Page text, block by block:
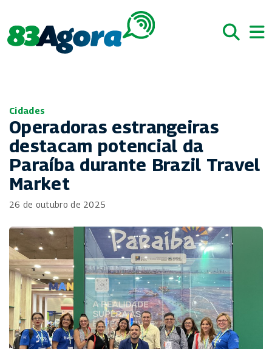
Cidades
Operadoras estrangeiras
destacam potencial da
Paraíba durante Brazil Travel
Market
26 de outubro de 2025